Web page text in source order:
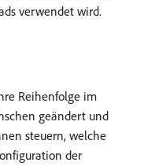
verwendet wird.
Reihenfolge im
geändert und
steuern, welche
der